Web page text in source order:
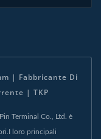
| Fabbricante Di
| TKP
Terminal Co., Ltd. è
loro principali